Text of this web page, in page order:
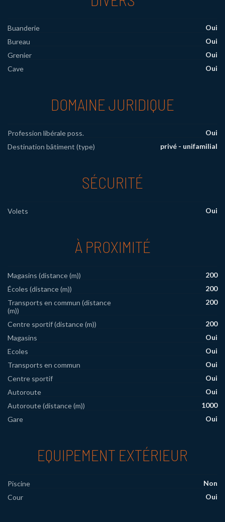
Buanderie
Oui
Bureau
Oui
Grenier
Oui
Cave
Oui
DOMAINE JURIDIQUE
Profession libérale poss.
Oui
Destination bâtiment (type)
privé - unifamilial
SÉCURITÉ
Volets Oui
À PROXIMITÉ
Magasins (distance (m))
200
Écoles (distance (m))
200
Transports en commun (distance
(m))
200
Centre sportif (distance (m))
200
Magasins
Oui
Ecoles
Oui
Transports en commun
Oui
Centre sportif
Oui
Autoroute
Oui
Autoroute (distance (m))
1000
Gare
Oui
EQUIPEMENT EXTÉRIEUR
Piscine
Non
Cour
Oui